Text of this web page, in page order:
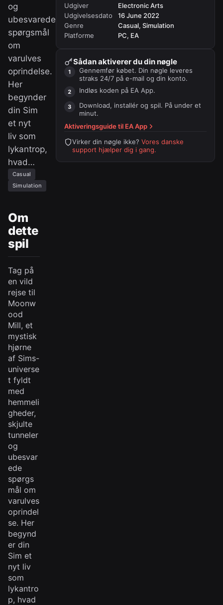
og
ubesvarede
spørgsmål
om
varulves
oprindelse.
Her
begynder
din Sim
et nyt
liv som
lykantrop,
hvad…
Casual
Simulation
Udgiver
Electronic Arts
Udgivelsesdato
16 June 2022
Genre
Casual, Simulation
Platforme
PC, EA
Sådan aktiverer du din nøgle
Gennemfør købet. Din nøgle leveres
straks 24/7 på e-mail og din konto.
Indløs koden på EA App.
Download, installér og spil. På under et
minut.
Aktiveringsguide til EA App
Virker din nøgle ikke? Vores danske
support hjælper dig i gang.
Om
dette
spil
Tag på
en vild
rejse til
Moonw
ood
Mill, et
mystisk
hjørne
af Sims-
universe
t fyldt
med
hemmeli
gheder,
skjulte
tunneler
og
ubesvar
ede
spørgs
mål om
varulves
oprindel
se. Her
begynd
er din
Sim et
nyt liv
som
lykantro
p, hvad